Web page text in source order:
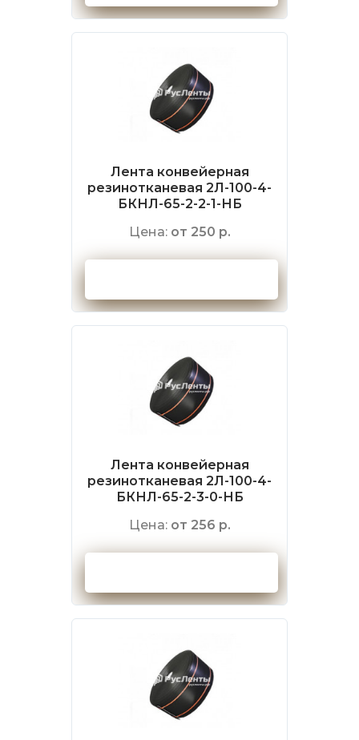
Лента конвейерная
резинотканевая 2Л-100-4-
БКНЛ-65-2-2-1-НБ
Цена: от 250 р.
Лента конвейерная
резинотканевая 2Л-100-4-
БКНЛ-65-2-3-0-НБ
Цена: от 256 р.